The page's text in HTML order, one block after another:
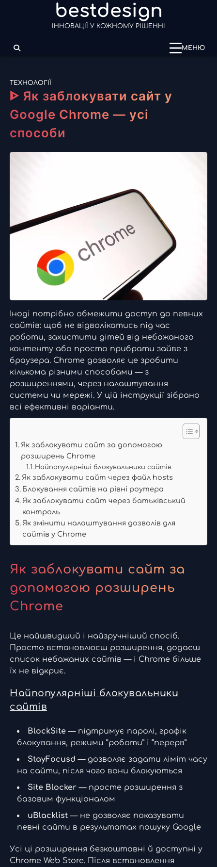
bestdesign
ІННОВАЦІЇ У КОЖНОМУ РІШЕННІ
МЕНЮ
ТЕХНОЛОГІЇ
ᐈ Як заблокувати сайт у
Google Chrome — усі
способи
Іноді потрібно обмежити доступ до певних
сайтів: щоб не відволікатись під час
роботи, захистити дітей від небажаного
контенту або просто прибрати зайве з
браузера. Chrome дозволяє це зробити
кількома різними способами — з
розширеннями, через налаштування
системи чи мережі. У цій інструкції зібрано
всі ефективні варіанти.
Як заблокувати сайт за допомогою
розширень Chrome
Найпопулярніші блокувальники сайтів
Як заблокувати сайт через файл hosts
Блокування сайтів на рівні роутера
Як заблокувати сайт через батьківський
контроль
Як змінити налаштування дозволів для
сайтів у Chrome
Як заблокувати сайт за
допомогою розширень
Chrome
Це найшвидший і найзручніший спосіб.
Просто встановлюєш розширення, додаєш
список небажаних сайтів — і Chrome більше
їх не відкриє.
Найпопулярніші блокувальники
сайтів
BlockSite — підтримує паролі, графік
блокування, режими “роботи” і “перерв”
StayFocusd — дозволяє задати ліміт часу
на сайти, після чого вони блокуються
Site Blocker — просте розширення з
базовим функціоналом
uBlacklist — не дозволяє показувати
певні сайти в результатах пошуку Google
Усі ці розширення безкоштовні й доступні у
Chrome Web Store. Після встановлення